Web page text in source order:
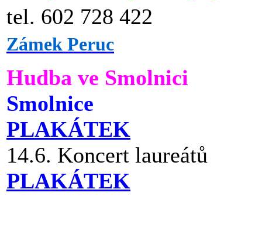
tel. 602 728 422
Zámek Peruc
Hudba ve Smolnici
Smolnice
PLAKÁTEK
14.6. Koncert laureátů
PLAKÁTEK